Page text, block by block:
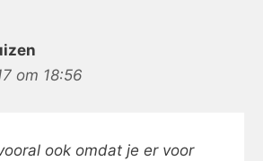
om 18:56
ook omdat je er voor